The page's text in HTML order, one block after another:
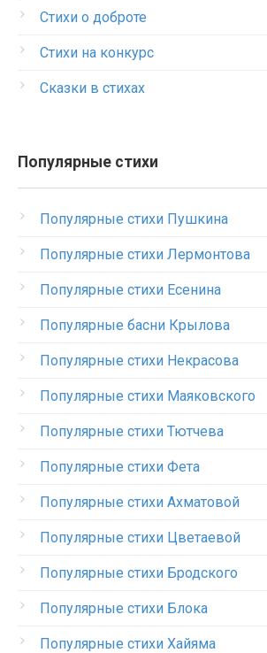
Стихи о доброте
Стихи на конкурс
Сказки в стихах
Популярные стихи
Популярные стихи Пушкина
Популярные стихи Лермонтова
Популярные стихи Есенина
Популярные басни Крылова
Популярные стихи Некрасова
Популярные стихи Маяковского
Популярные стихи Тютчева
Популярные стихи Фета
Популярные стихи Ахматовой
Популярные стихи Цветаевой
Популярные стихи Бродского
Популярные стихи Блока
Популярные стихи Хайяма